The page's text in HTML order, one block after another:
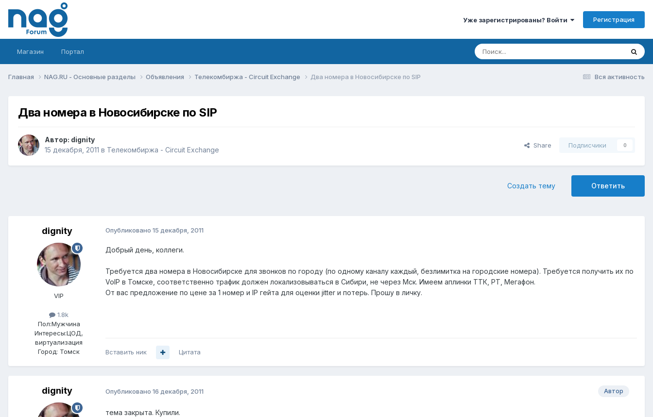
Уже зарегистрированы? Войти Регистрация
Магазин Портал
Вся активность
Главная NAG.RU - Основные разделы Объявления Телекомбиржа - Circuit Exchange Два номера в Новосибирске по SIP
Два номера в Новосибирске по SIP
Автор: dignity
15 декабря, 2011 в Телекомбиржа - Circuit Exchange
Share Подписчики 0
Ответить
Создать тему
dignity
VIP
1.8k
Пол:Мужчина
Интересы:ЦОД,
виртуализация
Город: Томск
Опубликовано 15 декабря, 2011
Добрый день, коллеги.
Требуется два номера в Новосибирске для звонков по городу (по одному каналу каждый, безлимитка на городские номера). Требуется получить их по
VoIP в Томске, соответственно трафик должен локализовываться в Сибири, не через Мск. Имеем аплинки ТТК, РТ, Мегафон.
От вас предложение по цене за 1 номер и IP гейта для оценки jitter и потерь. Прошу в личку.
Вставить ник Цитата
dignity Автор
Опубликовано 16 декабря, 2011
тема закрыта. Купили.